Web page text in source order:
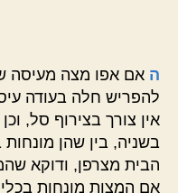
ה אם אפו מצה מעיסה
להפריש חלה בעודה
אין צורך בצירוף סל,
בשניה, בין שהן
הבית מצרפן, ודוקא
אם המצות מונחות